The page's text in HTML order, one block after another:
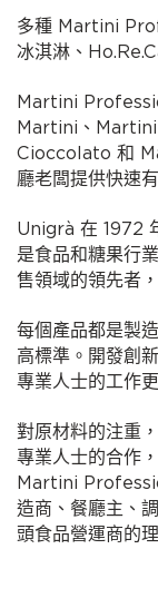
多種 Martini
冰淇淋、
Martini
Martini、
Cioccolato 和
廳老闆提供快速
Unigrà 在 1972
是食品和糖果行
售領域的領先者
每個產品都是製
高標準。開發創
專業人士的工作
對原材料的注重
專業人士的合作
Martini
造商、餐廳主、
頭食品營運商的